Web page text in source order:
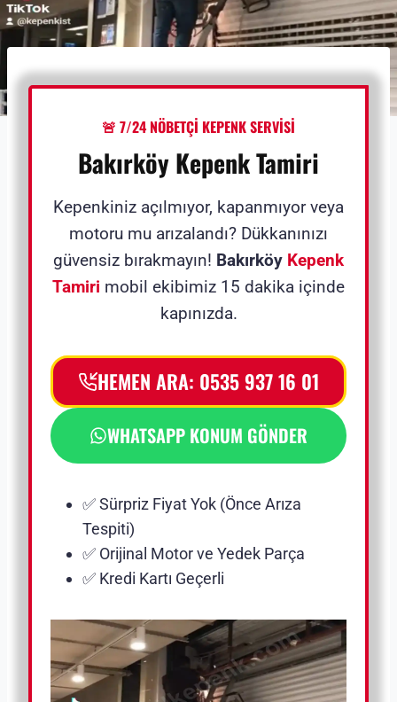
🚨 7/24 NÖBETÇİ KEPENK SERVİSİ
Bakırköy Kepenk Tamiri
Kepenkiniz açılmıyor, kapanmıyor veya
motoru mu arızalandı? Dükkanınızı
güvensiz bırakmayın! Bakırköy Kepenk
Tamiri mobil ekibimiz 15 dakika içinde
kapınızda.
HEMEN ARA: 0535 937 16 01
WHATSAPP KONUM GÖNDER
✅ Sürpriz Fiyat Yok (Önce Arıza
Tespiti)
✅ Orijinal Motor ve Yedek Parça
✅ Kredi Kartı Geçerli